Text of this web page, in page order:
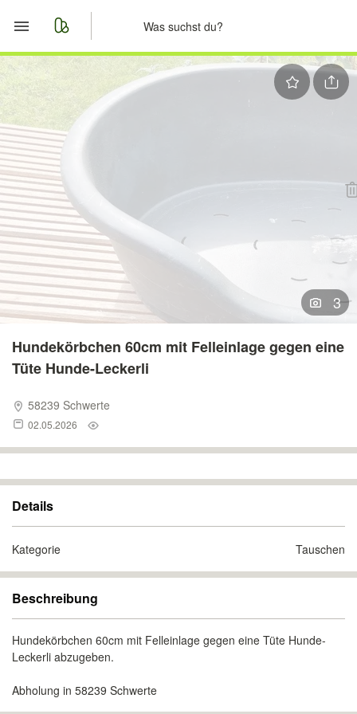
Start
Merkliste
Nachrichten
Anzeige aufgeben
3
Hundekörbchen 60cm mit Felleinlage gegen eine
Tüte Hunde-Leckerli
58239 Schwerte
02.05.2026
Details
Kategorie Tauschen
Beschreibung
Hundekörbchen 60cm mit Felleinlage gegen eine Tüte Hunde-
Leckerli abzugeben.
Abholung in 58239 Schwerte